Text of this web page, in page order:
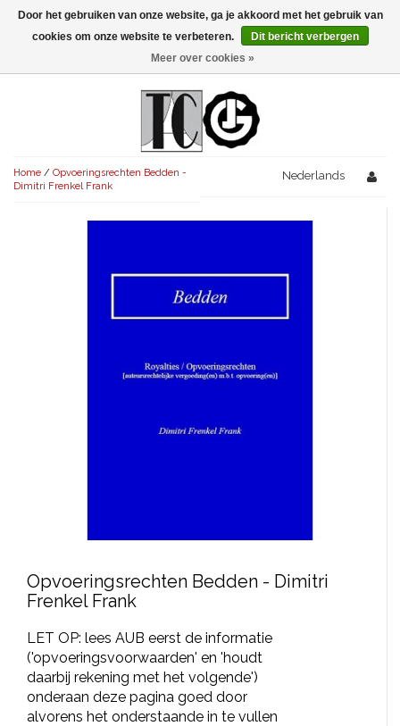
Menu
AVONDVULLEND (+75')
KORT (-30')
OVERIG (30'-75')
AVONDVULLEND (+75')
KORT (-30')
THRILLERS
SENIORENTONEEL
THEATERBOEKEN
SKETCHES
Home / Opvoeringsrechten Bedden -
Dimitri Frenkel Frank
Nederlands
Opvoeringsrechten Bedden - Dimitri
Frenkel Frank
LET OP: lees AUB eerst de informatie
('opvoeringsvoorwaarden' en 'houdt
daarbij rekening met het volgende')
onderaan deze pagina goed door
alvorens het onderstaande in te vullen
Door het gebruiken van onze website, ga je akkoord met het gebruik van
cookies om onze website te verbeteren.
Dit bericht verbergen
Meer over cookies »